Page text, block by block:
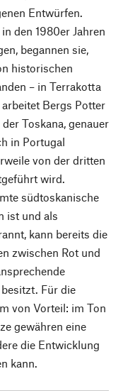
Entwürfen.
den 1980er Jahren
begannen sie,
historischen
– in Terrakotta
Bergs Potter
Toskana, genauer
in Portugal
von der dritten
wird.
südtoskanische
ist und als
kann bereits die
zwischen Rot und
Für die
von Vorteil: im Ton
gewähren eine
die Entwicklung
kann.